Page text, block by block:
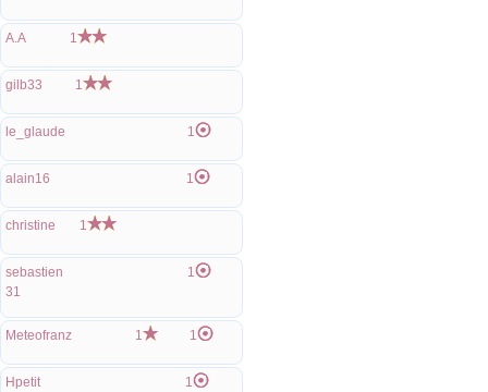
A.A 1
gilb33 1
le_glaude 1
alain16 1
christine 1
sebastien
31
1
Meteofranz 1 1
Hpetit 1